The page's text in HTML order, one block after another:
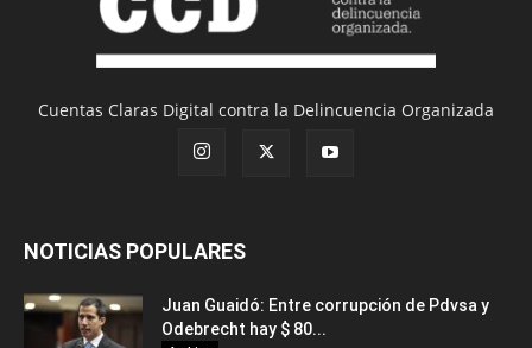
Cuentas Claras Digital contra la Delincuencia Organizada
NOTICIAS POPULARES
Juan Guaidó: Entre corrupción de Pdvsa y
Odebrecht hay $ 80...